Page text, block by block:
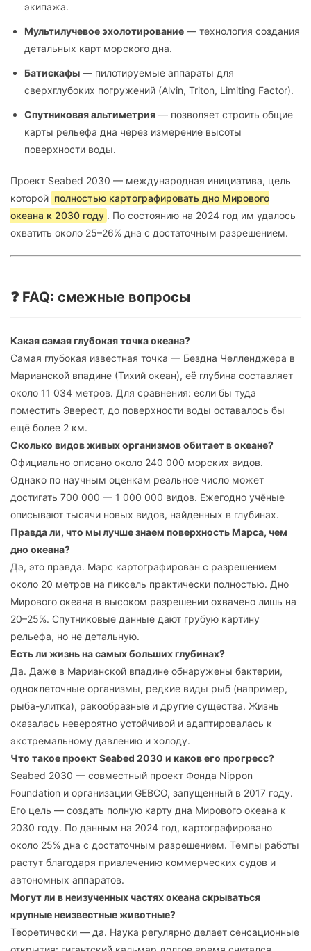
экипажа.
Мультилучевое эхолотирование — технология создания
детальных карт морского дна.
Батискафы — пилотируемые аппараты для
сверхглубоких погружений (Alvin, Triton, Limiting Factor).
Спутниковая альтиметрия — позволяет строить общие
карты рельефа дна через измерение высоты
поверхности воды.
Проект Seabed 2030 — международная инициатива, цель
которой полностью картографировать дно Мирового
океана к 2030 году . По состоянию на 2024 год им удалось
охватить около 25–26% дна с достаточным разрешением.
❓ FAQ: смежные вопросы
Какая самая глубокая точка океана?
Самая глубокая известная точка — Бездна Челленджера в
Марианской впадине (Тихий океан), её глубина составляет
около 11 034 метров. Для сравнения: если бы туда
поместить Эверест, до поверхности воды оставалось бы
ещё более 2 км.
Сколько видов живых организмов обитает в океане?
Официально описано около 240 000 морских видов.
Однако по научным оценкам реальное число может
достигать 700 000 — 1 000 000 видов. Ежегодно учёные
описывают тысячи новых видов, найденных в глубинах.
Правда ли, что мы лучше знаем поверхность Марса, чем
дно океана?
Да, это правда. Марс картографирован с разрешением
около 20 метров на пиксель практически полностью. Дно
Мирового океана в высоком разрешении охвачено лишь на
20–25%. Спутниковые данные дают грубую картину
рельефа, но не детальную.
Есть ли жизнь на самых больших глубинах?
Да. Даже в Марианской впадине обнаружены бактерии,
одноклеточные организмы, редкие виды рыб (например,
рыба-улитка), ракообразные и другие существа. Жизнь
оказалась невероятно устойчивой и адаптировалась к
экстремальному давлению и холоду.
Что такое проект Seabed 2030 и каков его прогресс?
Seabed 2030 — совместный проект Фонда Nippon
Foundation и организации GEBCO, запущенный в 2017 году.
Его цель — создать полную карту дна Мирового океана к
2030 году. По данным на 2024 год, картографировано
около 25% дна с достаточным разрешением. Темпы работы
растут благодаря привлечению коммерческих судов и
автономных аппаратов.
Могут ли в неизученных частях океана скрываться
крупные неизвестные животные?
Теоретически — да. Наука регулярно делает сенсационные